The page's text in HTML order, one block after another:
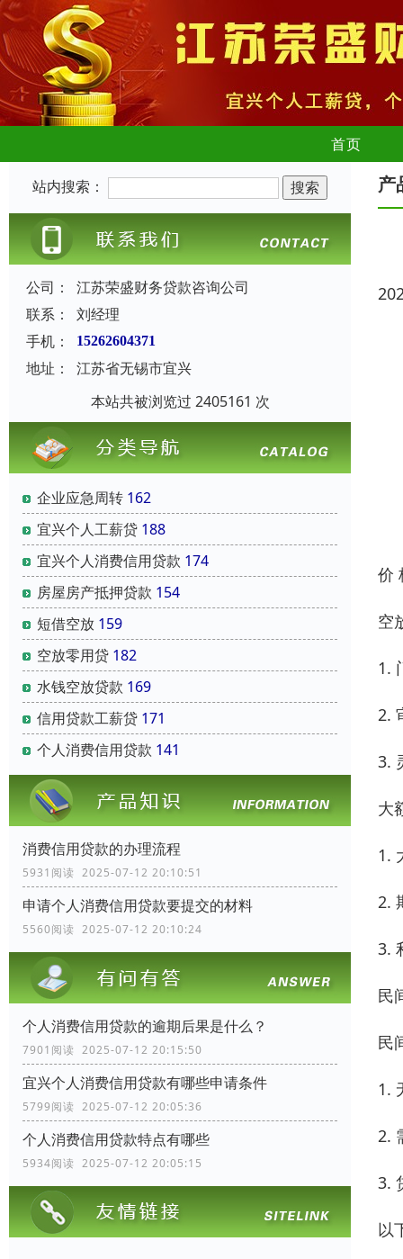
首页
站内搜索：
公司：
江苏荣盛财务贷款咨询公司
联系：
刘经理
手机：
15262604371
地址：
江苏省无锡市宜兴
本站共被浏览过 2405161 次
企业应急周转 162
宜兴个人工薪贷 188
宜兴个人消费信用贷款 174
房屋房产抵押贷款 154
短借空放 159
空放零用贷 182
水钱空放贷款 169
信用贷款工薪贷 171
个人消费信用贷款 141
消费信用贷款的办理流程
5931阅读 2025-07-12 20:10:51
申请个人消费信用贷款要提交的材料
5560阅读 2025-07-12 20:10:24
个人消费信用贷款的逾期后果是什么？
7901阅读 2025-07-12 20:15:50
宜兴个人消费信用贷款有哪些申请条件
5799阅读 2025-07-12 20:05:36
个人消费信用贷款特点有哪些
5934阅读 2025-07-12 20:05:15
产
价
空
1.
2.
3.
大
1.
2.
3.
民
民
1.
2.
3.
以